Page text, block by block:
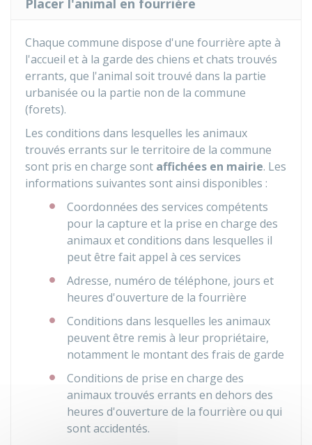
Placer l'animal en fourrière
Chaque commune dispose d'une fourrière apte à
l'accueil et à la garde des chiens et chats trouvés
errants, que l'animal soit trouvé dans la partie
urbanisée ou la partie non de la commune
(forets).
Les conditions dans lesquelles les animaux
trouvés errants sur le territoire de la commune
sont pris en charge sont affichées en mairie. Les
informations suivantes sont ainsi disponibles :
Coordonnées des services compétents
pour la capture et la prise en charge des
animaux et conditions dans lesquelles il
peut être fait appel à ces services
Adresse, numéro de téléphone, jours et
heures d'ouverture de la fourrière
Conditions dans lesquelles les animaux
peuvent être remis à leur propriétaire,
notamment le montant des frais de garde
Conditions de prise en charge des
animaux trouvés errants en dehors des
heures d'ouverture de la fourrière ou qui
sont accidentés.